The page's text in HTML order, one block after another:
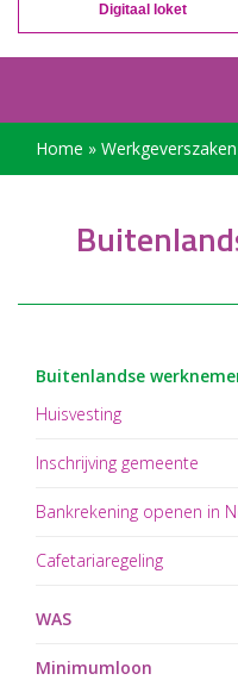
Digitaal loket
Home » Werkgeverszaken
Buitenlandse
Huisvesting
Inschrijving gemeente
Bankrekening openen in
Cafetariaregeling
WAS
Minimumloon